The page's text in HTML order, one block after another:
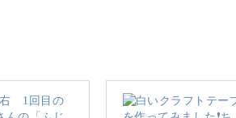
ので、初めての方は一から編み方